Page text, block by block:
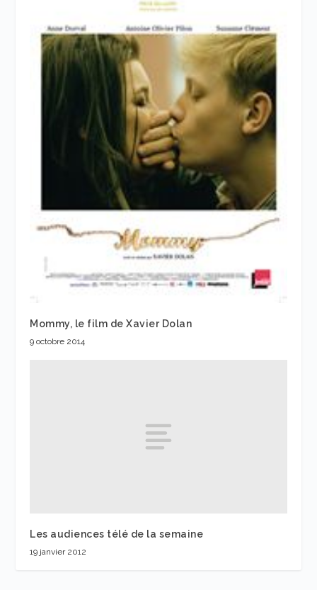
Mommy, le film de Xavier Dolan
9 octobre 2014
Les audiences télé de la semaine
19 janvier 2012